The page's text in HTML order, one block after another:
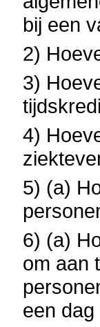
bij een
2)
3)
4)
5) (a)
6) (a)
om aan
een